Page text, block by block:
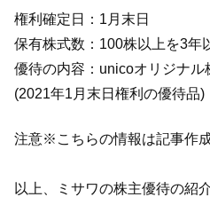
権利確定日：1月末日
保有株式数：100株以上を3年
優待の内容：unicoオリジナル
(2021年1月末日権利の優待品)
注意※こちらの情報は記事作
以上、ミサワの株主優待の紹